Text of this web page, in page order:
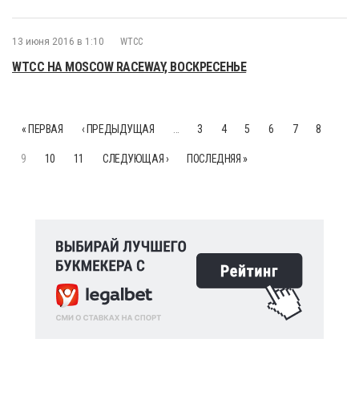
13 июня 2016 в 1:10 WTCC
WTCC НА MOSCOW RACEWAY, ВОСКРЕСЕНЬЕ
« ПЕРВАЯ ‹ ПРЕДЫДУЩАЯ 3 4 5 6 7 8
9 10 11 СЛЕДУЮЩАЯ › ПОСЛЕДНЯЯ »